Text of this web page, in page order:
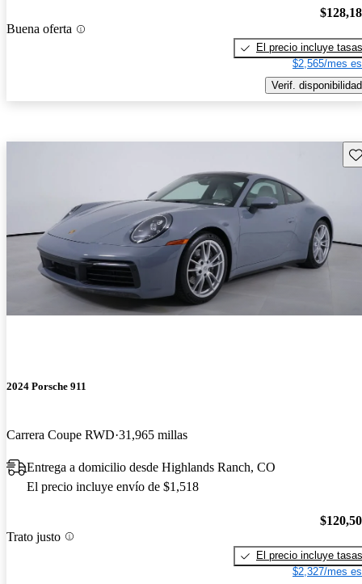
Buena oferta
El precio incluye tasas
$2,565/mes
Verif. disponibilidad
2024 Porsche 911
Carrera Coupe RWD 31,965 millas
Entrega a domicilio desde Highlands Ranch, CO
El precio incluye envío de $1,518
Trato justo
El precio incluye tasas
$2,327/mes